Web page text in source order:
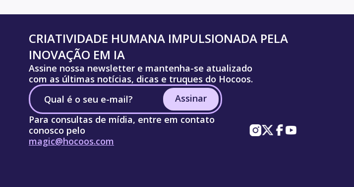
CRIATIVIDADE HUMANA IMPULSIONADA PELA
INOVAÇÃO EM IA
Assine nossa newsletter e mantenha-se atualizado
com as últimas notícias, dicas e truques do Hocoos.
Assinar
Para consultas de mídia, entre em contato
conosco pelo
magic@hocoos.com